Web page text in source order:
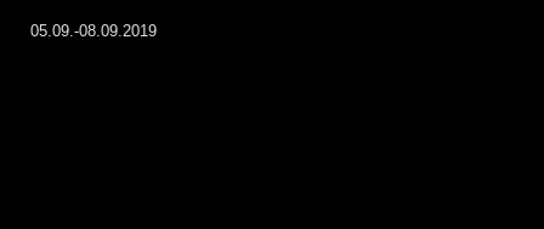
05.09.-08.09.2019